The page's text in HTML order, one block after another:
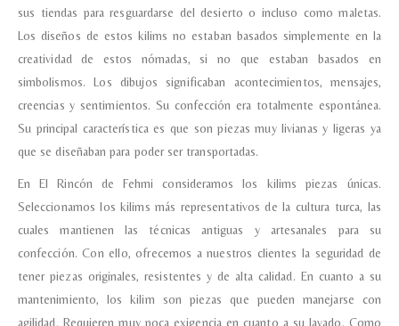
sus tiendas para resguardarse del desierto o incluso como maletas.
Los diseños de estos kilims no estaban basados simplemente en la
creatividad de estos nómadas, si no que estaban basados en
simbolismos. Los dibujos significaban acontecimientos, mensajes,
creencias y sentimientos. Su confección era totalmente espontánea.
Su principal característica es que son piezas muy livianas y ligeras ya
que se diseñaban para poder ser transportadas.
En El Rincón de Fehmi consideramos los kilims piezas únicas.
Seleccionamos los kilims más representativos de la cultura turca, las
cuales mantienen las técnicas antiguas y artesanales para su
confección. Con ello, ofrecemos a nuestros clientes la seguridad de
tener piezas originales, resistentes y de alta calidad. En cuanto a su
mantenimiento, los kilim son piezas que pueden manejarse con
agilidad. Requieren muy poca exigencia en cuanto a su lavado. Como